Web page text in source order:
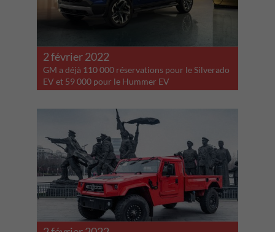
2 février 2022
GM a déjà 110 000 réservations pour le Silverado
EV et 59 000 pour le Hummer EV